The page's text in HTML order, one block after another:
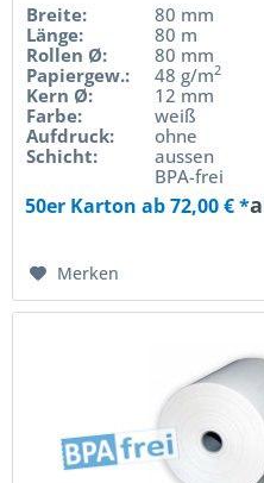
Breite:
80 mm
Länge:
80 m
Rollen Ø:
80 mm
Papiergew.:
48 g/m2
Kern Ø:
12 mm
Farbe:
weiß
Aufdruck:
ohne
Schicht:
aussen
BPA-frei
50er Karton ab 72,00 € *
Merken